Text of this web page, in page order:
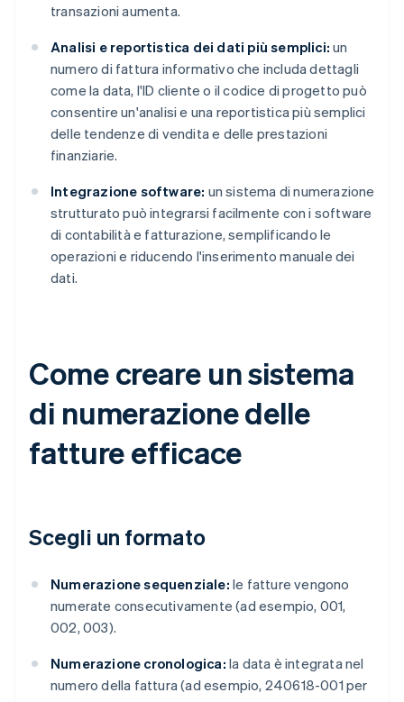
transazioni aumenta.
Analisi e reportistica dei dati più semplici: un
numero di fattura informativo che includa dettagli
come la data, l'ID cliente o il codice di progetto può
consentire un'analisi e una reportistica più semplici
delle tendenze di vendita e delle prestazioni
finanziarie.
Integrazione software: un sistema di numerazione
strutturato può integrarsi facilmente con i software
di contabilità e fatturazione, semplificando le
operazioni e riducendo l'inserimento manuale dei
dati.
Come creare un sistema
di numerazione delle
fatture efficace
Scegli un formato
Numerazione sequenziale: le fatture vengono
numerate consecutivamente (ad esempio, 001,
002, 003).
Numerazione cronologica: la data è integrata nel
numero della fattura (ad esempio, 240618-001 per